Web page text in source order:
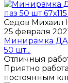
Седов Михаил
25 февраля
Минирамка
50 шт...
Отличныя
Приятно
постоянным